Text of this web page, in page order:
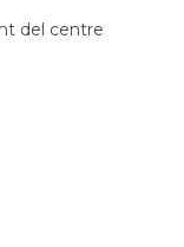
del centre